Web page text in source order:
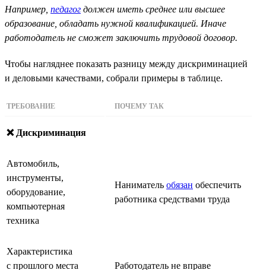
Например, педагог должен иметь среднее или высшее
образование, обладать нужной квалификацией. Иначе
работодатель не сможет заключить трудовой договор.
Чтобы нагляднее показать разницу между дискриминацией
и деловыми качествами, собрали примеры в таблице.
ТРЕБОВАНИЕ ПОЧЕМУ ТАК
❌ Дискриминация
Автомобиль,
инструменты,
оборудование,
компьютерная
техника
Наниматель обязан обеспечить
работника средствами труда
Характеристика
с прошлого места
Работодатель не вправе